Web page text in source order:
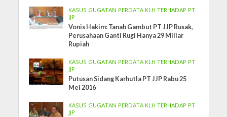
KASUS GUGATAN PERDATA KLH TERHADAP PT
JJP
Vonis Hakim: Tanah Gambut PT JJP Rusak,
Perusahaan Ganti Rugi Hanya 29 Miliar
Rupiah
KASUS GUGATAN PERDATA KLH TERHADAP PT
JJP
Putusan Sidang Karhutla PT JJP Rabu 25
Mei 2016
KASUS GUGATAN PERDATA KLH TERHADAP PT
JJP